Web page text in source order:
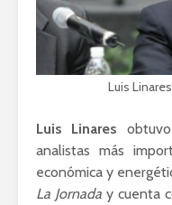
Luis
Luis Linares
analistas más
económica y
La Jornada y cuenta